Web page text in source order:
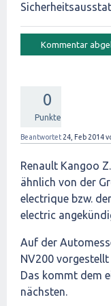
0
Punkte
Beantwortet 24, Feb 2014
Renault Kangoo
ähnlich von der
electrique bzw.
electric
Auf der
NV200
Das kommt dem
nächsten.